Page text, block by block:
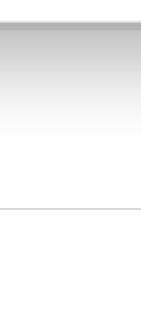
le tue
sui
il
combinarle